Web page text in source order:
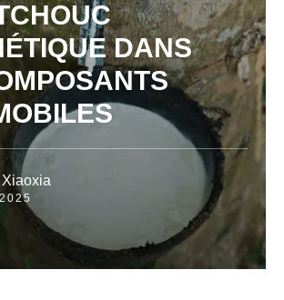
DANS